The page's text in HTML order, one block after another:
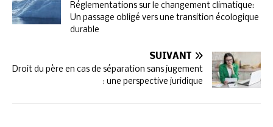
Réglementations sur le changement climatique:
Un passage obligé vers une transition écologique
durable
SUIVANT
Droit du père en cas de séparation sans jugement
: une perspective juridique